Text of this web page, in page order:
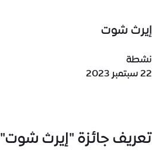
إيرث شوت
نشطة
22 سبتمبر 2023
تعريف جائزة "إيرث شوت"